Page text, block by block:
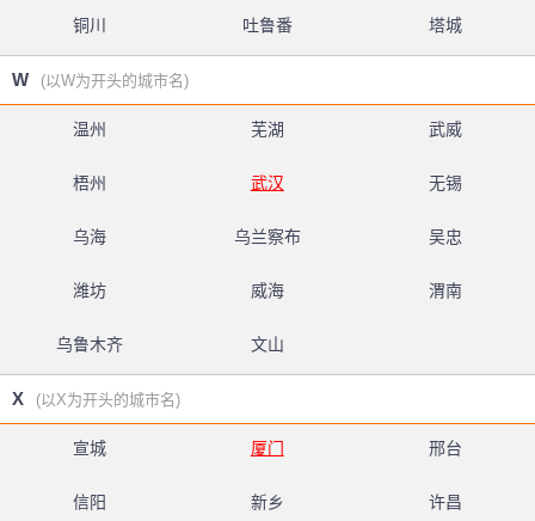
铜川 吐鲁番 塔城
W (以W为开头的城市名)
温州 芜湖 武威
梧州 武汉 无锡
乌海 乌兰察布 吴忠
潍坊 威海 渭南
乌鲁木齐 文山
X (以X为开头的城市名)
宣城 厦门 邢台
信阳 新乡 许昌